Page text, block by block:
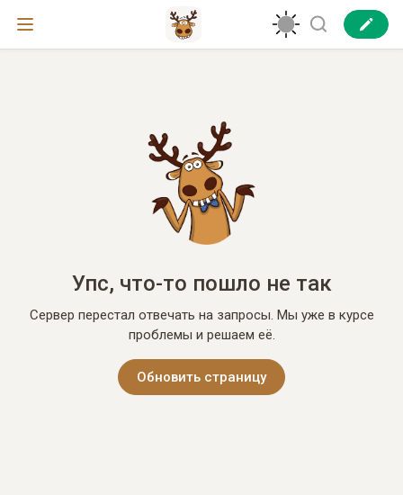
Упс, что-то пошло не так
Сервер перестал отвечать на запросы. Мы уже в курсе
проблемы и решаем её.
Обновить страницу